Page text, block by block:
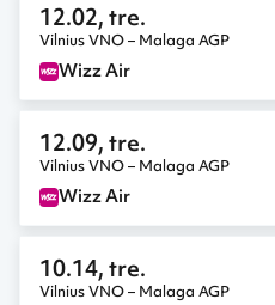
12.02, tre.
Vilnius VNO – Malaga AGP
Wizz Air
12.09, tre.
Vilnius VNO – Malaga AGP
Wizz Air
10.14, tre.
Vilnius VNO – Malaga AGP